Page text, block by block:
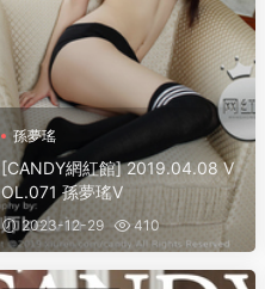
孫夢瑤
[CANDY網紅館] 2019.04.08 V
OL.071 孫夢瑤V
2023-12-29 410